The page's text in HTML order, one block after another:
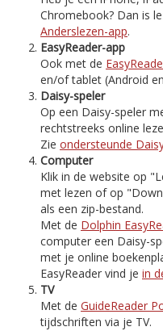
Chromebook? Dan is
Anderslezen-app.
EasyReader-app
Ook met de
en/of tablet (Android
Daisy-speler
Op een Daisy-speler
rechtstreeks online
Zie ondersteunde
Computer
Klik in de website op
met lezen of op
als een zip-bestand.
Met de Dolphin
computer een Daisy-
met je online
EasyReader vind je in
TV
Met de GuideReader
tijdschriften via je TV.